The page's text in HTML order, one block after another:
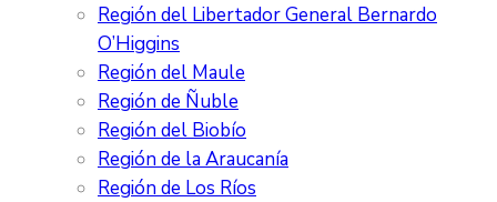
Región del Libertador General Bernardo
O’Higgins
Región del Maule
Región de Ñuble
Región del Biobío
Región de la Araucanía
Región de Los Ríos